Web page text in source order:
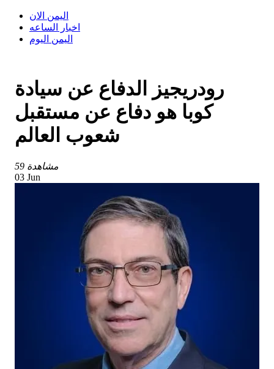
اليمن الان
اخبار الساعه
اليمن اليوم
رودريجيز الدفاع عن سيادة
كوبا هو دفاع عن مستقبل
شعوب العالم
59 مشاهدة
03 Jun